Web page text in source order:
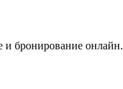
и бронирование онлайн.